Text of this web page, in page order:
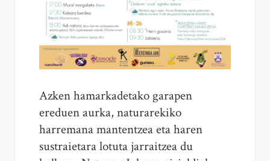
Azken hamarkadetako garapen
ereduen aurka, naturarekiko
harremana mantentzea eta haren
sustraietara lotuta jarraitzea du